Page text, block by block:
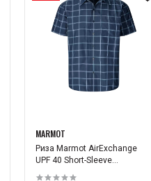
MARMOT
Риза Marmot AirExchange
UPF 40 Short-Sleeve...